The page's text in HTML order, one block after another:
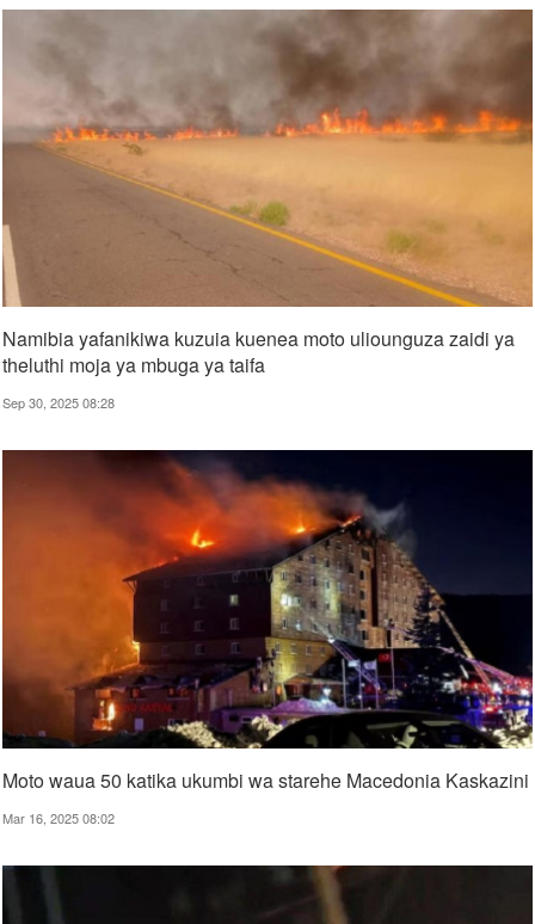
Namibia yafanikiwa kuzuia kuenea moto uliounguza zaidi ya
theluthi moja ya mbuga ya taifa
Sep 30, 2025 08:28
Moto waua 50 katika ukumbi wa starehe Macedonia Kaskazini
Mar 16, 2025 08:02